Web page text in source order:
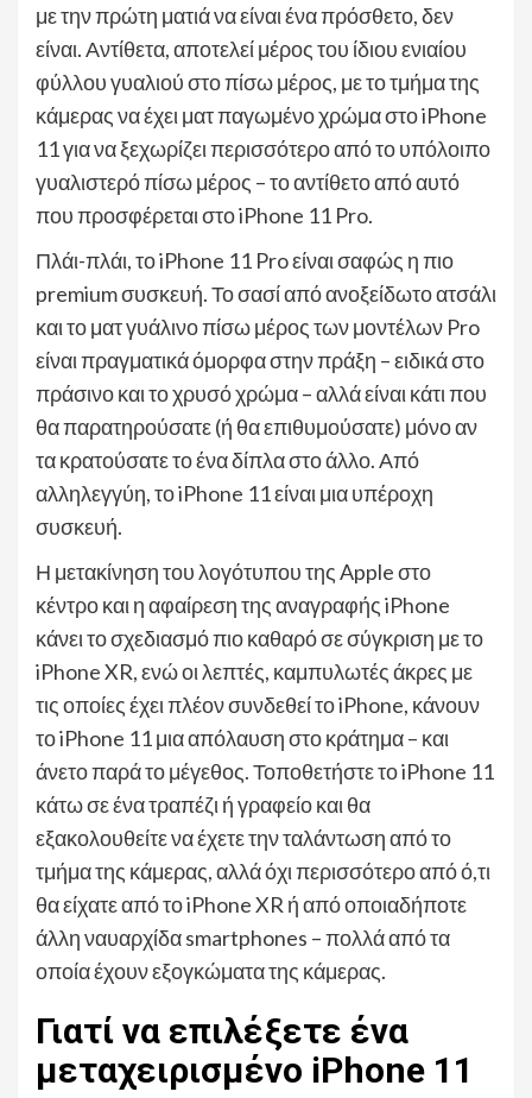
με την πρώτη ματιά να είναι ένα πρόσθετο, δεν
είναι. Αντίθετα, αποτελεί μέρος του ίδιου ενιαίου
φύλλου γυαλιού στο πίσω μέρος, με το τμήμα της
κάμερας να έχει ματ παγωμένο χρώμα στο iPhone
11 για να ξεχωρίζει περισσότερο από το υπόλοιπο
γυαλιστερό πίσω μέρος – το αντίθετο από αυτό
που προσφέρεται στο iPhone 11 Pro.
Πλάι-πλάι, το iPhone 11 Pro είναι σαφώς η πιο
premium συσκευή. Το σασί από ανοξείδωτο ατσάλι
και το ματ γυάλινο πίσω μέρος των μοντέλων Pro
είναι πραγματικά όμορφα στην πράξη – ειδικά στο
πράσινο και το χρυσό χρώμα – αλλά είναι κάτι που
θα παρατηρούσατε (ή θα επιθυμούσατε) μόνο αν
τα κρατούσατε το ένα δίπλα στο άλλο. Από
αλληλεγγύη, το iPhone 11 είναι μια υπέροχη
συσκευή.
Η μετακίνηση του λογότυπου της Apple στο
κέντρο και η αφαίρεση της αναγραφής iPhone
κάνει το σχεδιασμό πιο καθαρό σε σύγκριση με το
iPhone XR, ενώ οι λεπτές, καμπυλωτές άκρες με
τις οποίες έχει πλέον συνδεθεί το iPhone, κάνουν
το iPhone 11 μια απόλαυση στο κράτημα – και
άνετο παρά το μέγεθος. Τοποθετήστε το iPhone 11
κάτω σε ένα τραπέζι ή γραφείο και θα
εξακολουθείτε να έχετε την ταλάντωση από το
τμήμα της κάμερας, αλλά όχι περισσότερο από ό,τι
θα είχατε από το iPhone XR ή από οποιαδήποτε
άλλη ναυαρχίδα smartphones – πολλά από τα
οποία έχουν εξογκώματα της κάμερας.
Γιατί να επιλέξετε ένα
μεταχειρισμένο iPhone 11